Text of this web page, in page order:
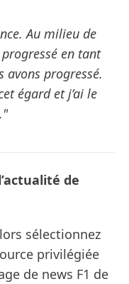
Au milieu de
en tant
avons progressé.
égard et j’ai le
de
sélectionnez
privilégiée
de news F1 de